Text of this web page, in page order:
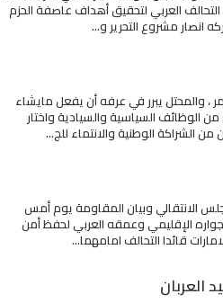
التحالف العربي لتحقيق أهداف عاصفة الحزم
انصار مشروع التحرير و...
والمحتل يبرر في عرفه أن يفعل مايشاء
من الوظائف السياسية والسيادية واختار
الشراكة الوطنية والانتماء للج...
الانتقالي وبيان المقاومة يوم أمس
الإقليمي وعمقه العربي لحفظ أمن
قائدا التحالف امامهما...
العربان